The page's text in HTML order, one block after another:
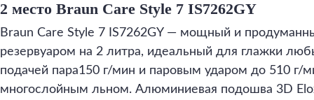
2 место Braun Care Style 7 IS7262GY
Braun Care Style 7 IS7262GY — мощный и
резервуаром на 2 литра, идеальный для глажки
подачей пара150 г/мин и паровым ударом до 510 г/
многослойным льном. Алюминиевая подошва 3D